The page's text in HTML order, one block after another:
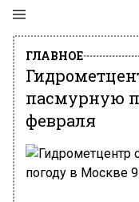
ГЛАВНОЕ
пасмурную
февраля